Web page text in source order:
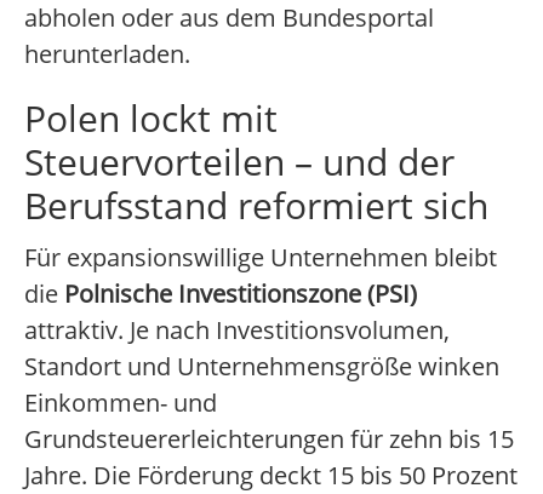
abholen oder aus dem Bundesportal
herunterladen.
Polen lockt mit
Steuervorteilen – und der
Berufsstand reformiert sich
Für expansionswillige Unternehmen bleibt
die Polnische Investitionszone (PSI)
attraktiv. Je nach Investitionsvolumen,
Standort und Unternehmensgröße winken
Einkommen- und
Grundsteuererleichterungen für zehn bis 15
Jahre. Die Förderung deckt 15 bis 50 Prozent